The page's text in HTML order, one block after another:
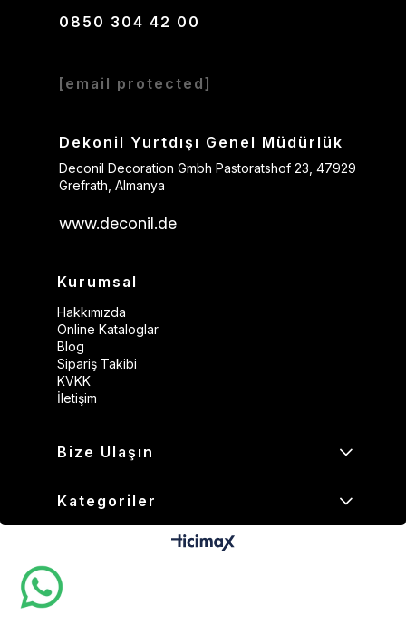
0850 304 42 00
[email protected]
Dekonil Yurtdışı Genel Müdürlük
Deconil Decoration Gmbh Pastoratshof 23, 47929
Grefrath, Almanya
www.deconil.de
Kurumsal
Hakkımızda
Online Kataloglar
Blog
Sipariş Takibi
KVKK
İletişim
Bize Ulaşın
Kategoriler